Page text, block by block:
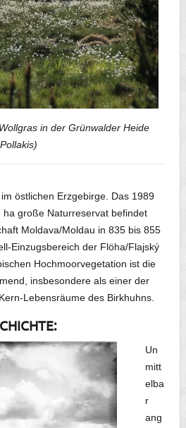
in der Grünwalder Heide
östlichen Erzgebirge. Das 1989
ha große Naturreservat befindet
Moldava/Moldau in 835 bis 855
Einzugsbereich der Flöha/Flajský
Hochmoorvegetation ist die
insbesondere als einer der
Lebensräume des Birkhuhns.
Un
mitt
elba
r
ang